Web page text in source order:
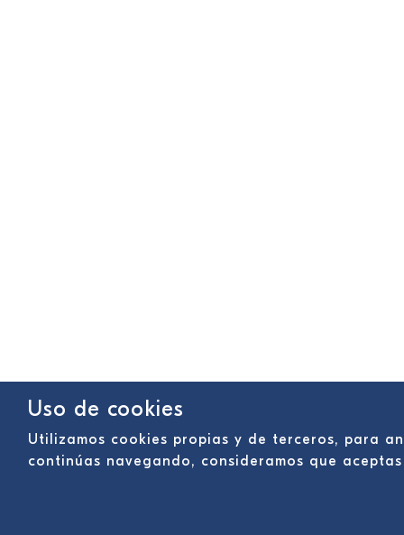
Uso de cookies
Utilizamos cookies propias y de terceros, para
continúas navegando, consideramos que